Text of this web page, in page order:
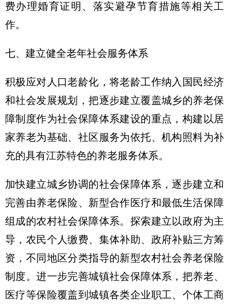
费办理婚育证明、落实避孕节育措施等相关工
作。
七、建立健全老年社会服务体系
积极应对人口老龄化，将老龄工作纳入国民经济
和社会发展规划，把逐步建立覆盖城乡的养老保
障制度作为社会保障体系建设的重点，构建以居
家养老为基础、社区服务为依托、机构照料为补
充的具有江苏特色的养老服务体系。
加快建立城乡协调的社会保障体系，逐步建立和
完善由养老保险、新型合作医疗和最低生活保障
组成的农村社会保障体系。探索建立以政府为主
导，农民个人缴费、集体补助、政府补贴三方筹
资，不同地区分类指导的新型农村社会养老保险
制度。进一步完善城镇社会保障体系，把养老、
医疗等保险覆盖到城镇各类企业职工、个体工商